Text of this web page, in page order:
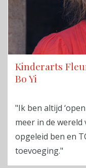
Kinderarts
Bo Yi
"Ik ben altijd
meer in de
opgeleid ben en
toevoeging."